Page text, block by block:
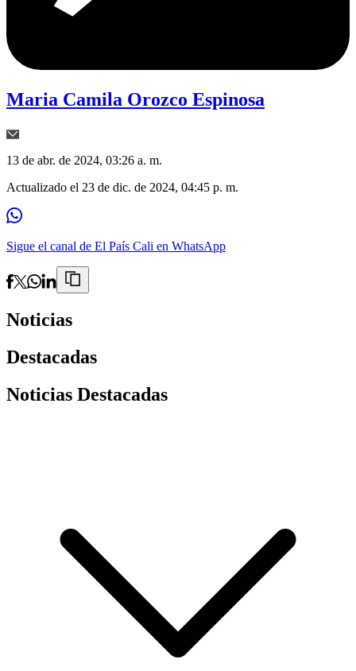
Maria Camila Orozco Espinosa
13 de abr. de 2024, 03:26 a. m.
Actualizado el 23 de dic. de 2024, 04:45 p. m.
Sigue el canal de El País Cali en WhatsApp
Noticias
Destacadas
Noticias Destacadas